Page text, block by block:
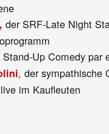
der SRF-Late Night
Stand-Up Comedy par
,der sympathische
im Kaufleuten